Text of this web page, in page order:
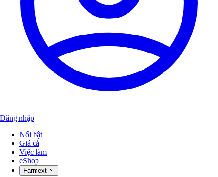
Đăng nhập
Nổi bật
Giá cả
Việc làm
eShop
Farmext